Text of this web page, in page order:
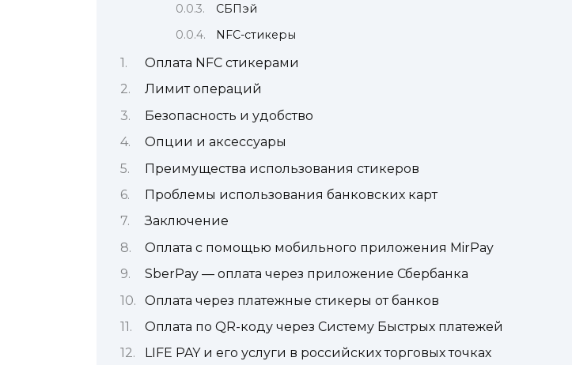
СБПэй
NFC-стикеры
Оплата NFC стикерами
Лимит операций
Безопасность и удобство
Опции и аксессуары
Преимущества использования стикеров
Проблемы использования банковских карт
Заключение
Оплата с помощью мобильного приложения MirPay
SberPay — оплата через приложение Сбербанка
Оплата через платежные стикеры от банков
Оплата по QR-коду через Систему Быстрых платежей
LIFE PAY и его услуги в российских торговых точках